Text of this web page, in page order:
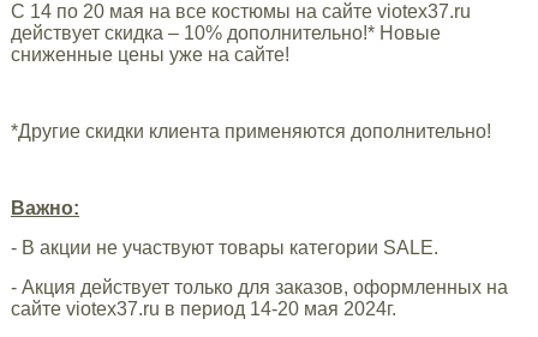
С 14 по 20 мая на все костюмы на сайте viotex37.ru
действует скидка – 10% дополнительно!* Новые
сниженные цены уже на сайте!
*Другие скидки клиента применяются дополнительно!
Важно:
- В акции не участвуют товары категории SALE.
- Акция действует только для заказов, оформленных на
сайте viotex37.ru в период 14-20 мая 2024г.